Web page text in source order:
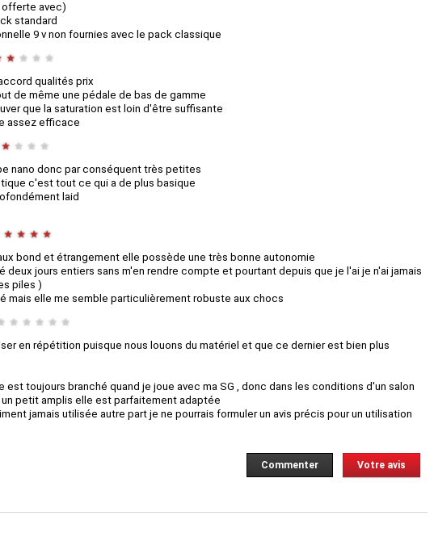
offerte avec)
standard
9 v non fournies avec le pack classique
★ ★ ★ ★
qualités prix
de même une pédale de bas de gamme
que la saturation est loin d'être suffisante
assez efficace
★ ★ ★ ★
nano donc par conséquent très petites
c'est tout ce qui a de plus basique
laid
★ ★ ★ ★
bond et étrangement elle possède une très bonne autonomie
deux jours entiers sans m'en rendre compte et pourtant depuis que je l'ai je n'ai jamais
piles )
mais elle me semble particulièrement robuste aux chocs
★ ★ ★ ★ ★
en répétition puisque nous louons du matériel et que ce dernier est bien plus
est toujours branché quand je joue avec ma SG , donc dans les conditions d'un salon
petit amplis elle est parfaitement adaptée
jamais utilisée autre part je ne pourrais formuler un avis précis pour un utilisation
Commenter Votre avis